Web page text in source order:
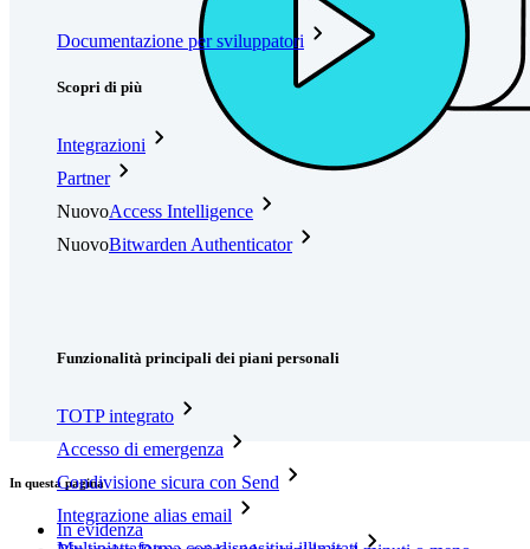
Documentazione per sviluppatori
Scopri di più
Integrazioni
Partner
NuovoAccess Intelligence
NuovoBitwarden Authenticator
Funzionalità principali dei piani personali
TOTP integrato
Accesso di emergenza
Condivisione sicura con Send
Integrazione alias email
In questa pagina
In evidenza